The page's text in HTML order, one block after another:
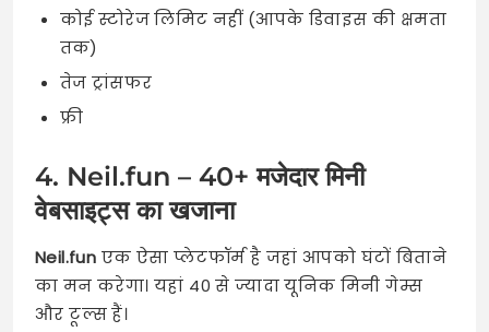
कोई स्टोरेज लिमिट नहीं (आपके डिवाइस की क्षमता
तक)
तेज ट्रांसफर
फ्री
4. Neil.fun – 40+ मजेदार मिनी
वेबसाइट्स का खजाना
Neil.fun एक ऐसा प्लेटफॉर्म है जहां आपको घंटों बिताने
का मन करेगा। यहां 40 से ज्यादा यूनिक मिनी गेम्स
और टूल्स हैं।